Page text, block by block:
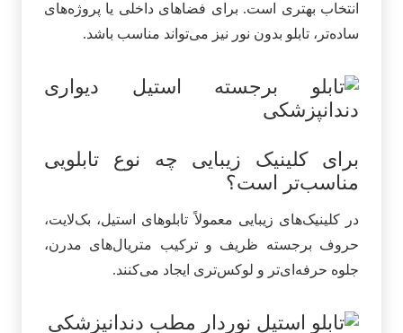
انتخاب بهتری است. برای فضاهای داخلی یا پروژه‌های
ساده‌تر، تابلو بدون نور نیز می‌تواند مناسب باشد.
برای کلینیک زیبایی چه نوع تابلویی
مناسب‌تر است؟
در کلینیک‌های زیبایی معمولاً تابلوهای استیل، بک‌لایت،
حروف برجسته ظریف و ترکیب متریال‌های مدرن،
جلوه حرفه‌ای‌تر و لوکس‌تری ایجاد می‌کنند.